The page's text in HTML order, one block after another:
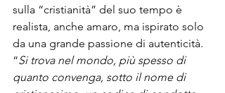
sulla “cristianità” del suo tempo è
realista, anche amaro, ma ispirato solo
da una grande passione di autenticità.
“Si trova nel mondo, più spesso di
quanto convenga, sotto il nome di